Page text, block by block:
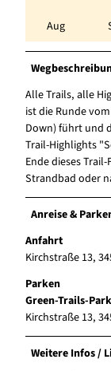
Aug
Alle Trails, alle
ist die Runde
Down) führt und
Trail-Highlights
Ende dieses
Strandbad oder
Anreise &
Anfahrt
Kirchstraße 13,
Parken
Green-Trails-
Kirchstraße 13,
Weitere Infos /